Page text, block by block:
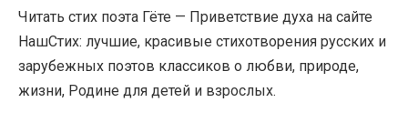
Читать стих поэта Гёте — Приветствие духа на сайте
НашСтих: лучшие, красивые стихотворения русских и
зарубежных поэтов классиков о любви, природе,
жизни, Родине для детей и взрослых.